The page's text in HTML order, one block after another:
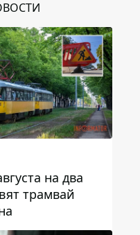
на два
трамвай